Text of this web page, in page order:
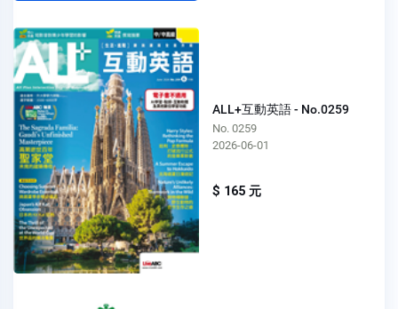
ALL+互動英語 - No.0259
No. 0259
2026-06-01
$ 165 元